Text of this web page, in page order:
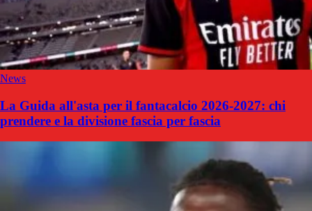
News
La Guida all'asta per il fantacalcio 2026-2027: chi
prendere e la divisione fascia per fascia